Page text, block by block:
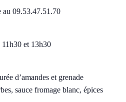
au 09.53.47.51.70
et 13h30
d’amandes et grenade
sauce fromage blanc, épices